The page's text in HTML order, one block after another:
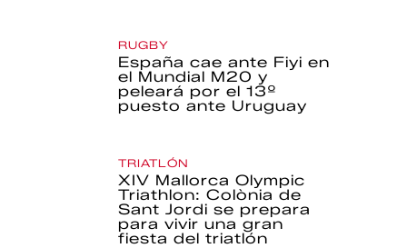
RUGBY
España cae ante Fiyi en
el Mundial M20 y
peleará por el 13º
puesto ante Uruguay
TRIATLÓN
XIV Mallorca Olympic
Triathlon: Colònia de
Sant Jordi se prepara
para vivir una gran
fiesta del triatlón